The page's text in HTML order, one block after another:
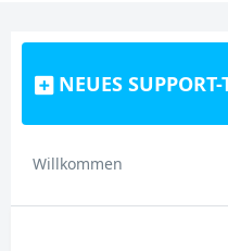
NEUES SUPPORT-
Willkommen